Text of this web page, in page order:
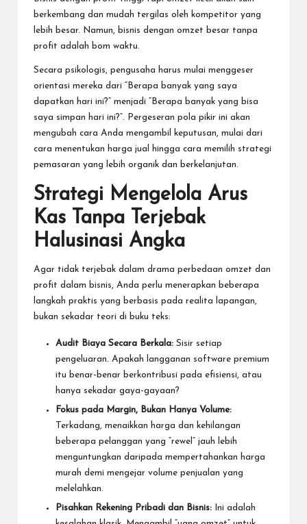
berkembang dan mudah tergilas oleh kompetitor yang
lebih besar. Namun, bisnis dengan omzet besar tanpa
profit adalah bom waktu.
Secara psikologis, pengusaha harus mulai menggeser
orientasi mereka dari “Berapa banyak yang saya
dapatkan hari ini?” menjadi “Berapa banyak yang bisa
saya simpan hari ini?”. Pergeseran pola pikir ini akan
mengubah cara Anda mengambil keputusan, mulai dari
cara menentukan harga jual hingga cara memilih strategi
pemasaran yang lebih organik dan berkelanjutan.
Strategi Mengelola Arus
Kas Tanpa Terjebak
Halusinasi Angka
Agar tidak terjebak dalam drama perbedaan omzet dan
profit dalam bisnis, Anda perlu menerapkan beberapa
langkah praktis yang berbasis pada realita lapangan,
bukan sekadar teori di buku teks:
Audit Biaya Secara Berkala: Sisir setiap
pengeluaran. Apakah langganan software premium
itu benar-benar berkontribusi pada efisiensi, atau
hanya sekadar gaya-gayaan?
Fokus pada Margin, Bukan Hanya Volume:
Terkadang, menaikkan harga dan kehilangan
beberapa pelanggan yang “rewel” jauh lebih
menguntungkan daripada mempertahankan harga
murah demi mengejar volume penjualan yang
melelahkan.
Pisahkan Rekening Pribadi dan Bisnis: Ini adalah